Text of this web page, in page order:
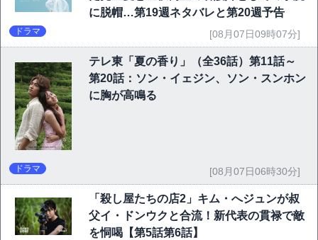
に脱帽…第19週ネタバレと第20週予告
ドラマ [08月07日09時07分]
テレ東「夏の香り」（全36話）第11話～
第20話：ソン・イェジン、ソン・スンホン
に胸が高鳴る
ドラマ [08月07日06時30分]
「殺し屋たちの店2」キム・へジュンが叔
父イ・ドンウクと合流！新代表の貫禄で敵
を恫喝【第5話第6話】